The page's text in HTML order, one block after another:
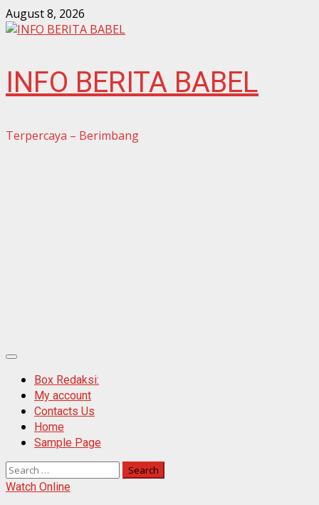
Skip
to
August 8, 2026
INFO BERITA BABEL
Terpercaya – Berimbang
Primary
MenuBox Redaksi:
My account
Contacts Us
Home
Sample Page
Search
for:
Watch Online